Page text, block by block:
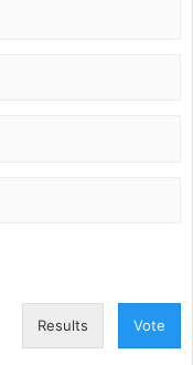
Results Vote